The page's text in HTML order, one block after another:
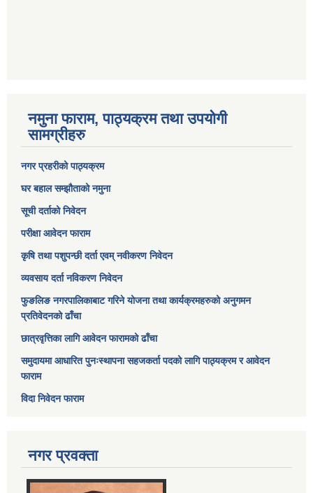
नमुना फाराम, पाठ्यक्रम तथा उपयोगी
सामग्रीहरु
नगर प्रहरीको पाठ्यक्रम
घर बहाल सम्झौताको नमुना
सूची दर्ताको निवेदन
परीक्षा आवेदन फाराम
कृषि तथा पशुपन्छी दर्ता एवम् नवीकरण निवेदन
व्यवसाय दर्ता नविकरण निवेदन
फुङलिङ नगरपालिकाबाट गरिने योजना तथा कार्यक्रमहरुको अनुगमन
प्रतिवेदनको ढाँचा
छात्रवृत्तिका लागि आवेदन फारामको ढाँचा
समुदायमा आधारित पुनःस्थापना सहजकर्ता पदको लागि पाठ्यक्रम र आवेदन
फाराम
विदा निवेदन फाराम
नगर प्रवक्ता